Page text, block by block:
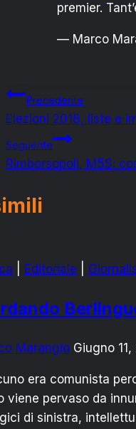
premier.
— Marco
Navigazione
articoli
Precedente
Elezioni 2018, liste e
Seguente
Rimborsopoli, M5S:
Editoriale
Marangio Giugno 11,
era comunista
viene pervaso da
di sinistra,